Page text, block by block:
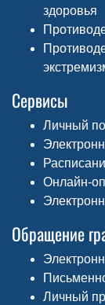
здоровья
Сервисы
Личный
Онлайн-
Обращение
Личный